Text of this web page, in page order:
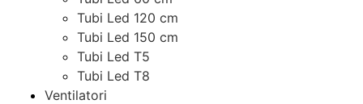
Tubi Led 120 cm
Tubi Led 150 cm
Tubi Led T5
Tubi Led T8
Ventilatori